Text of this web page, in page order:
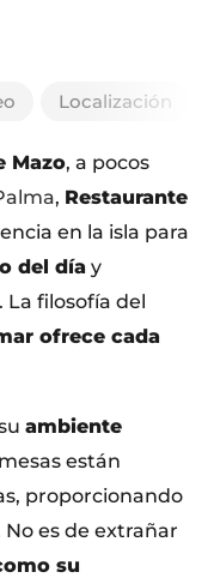
Localización
Mazo, a pocos
, Restaurante
en la isla para
del día y
. La filosofía del
ofrece cada
ambiente
están
proporcionando
es de extrañar
su